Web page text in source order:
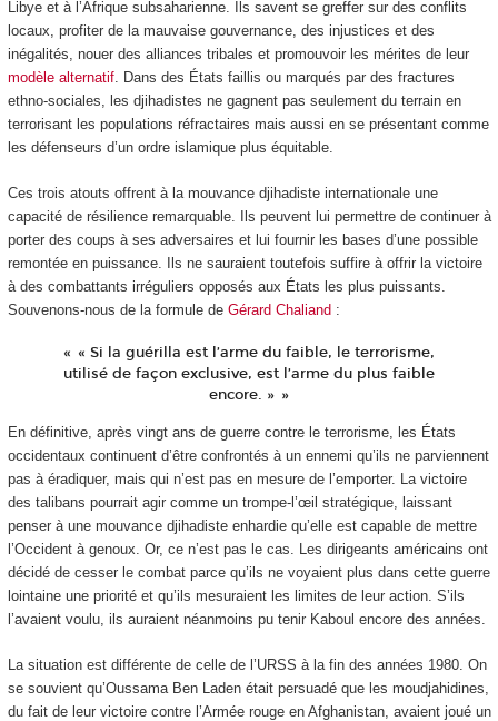
Libye et à l’Afrique subsaharienne. Ils savent se greffer sur des conflits
locaux, profiter de la mauvaise gouvernance, des injustices et des
inégalités, nouer des alliances tribales et promouvoir les mérites de leur
modèle alternatif. Dans des États faillis ou marqués par des fractures
ethno-sociales, les djihadistes ne gagnent pas seulement du terrain en
terrorisant les populations réfractaires mais aussi en se présentant comme
les défenseurs d’un ordre islamique plus équitable.
Ces trois atouts offrent à la mouvance djihadiste internationale une
capacité de résilience remarquable. Ils peuvent lui permettre de continuer à
porter des coups à ses adversaires et lui fournir les bases d’une possible
remontée en puissance. Ils ne sauraient toutefois suffire à offrir la victoire
à des combattants irréguliers opposés aux États les plus puissants.
Souvenons-nous de la formule de Gérard Chaliand:
« Si la guérilla est l’arme du faible, le terrorisme,
utilisé de façon exclusive, est l’arme du plus faible
encore. »
En définitive, après vingt ans de guerre contre le terrorisme, les États
occidentaux continuent d’être confrontés à un ennemi qu’ils ne parviennent
pas à éradiquer, mais qui n’est pas en mesure de l’emporter. La victoire
des talibans pourrait agir comme un trompe-l’œil stratégique, laissant
penser à une mouvance djihadiste enhardie qu’elle est capable de mettre
l’Occident à genoux. Or, ce n’est pas le cas. Les dirigeants américains ont
décidé de cesser le combat parce qu’ils ne voyaient plus dans cette guerre
lointaine une priorité et qu’ils mesuraient les limites de leur action. S’ils
l’avaient voulu, ils auraient néanmoins pu tenir Kaboul encore des années.
La situation est différente de celle de l’URSS à la fin des années 1980. On
se souvient qu’Oussama Ben Laden était persuadé que les moudjahidines,
du fait de leur victoire contre l’Armée rouge en Afghanistan, avaient joué un